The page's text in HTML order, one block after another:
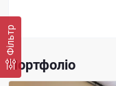
Фільтр
Портфоліо